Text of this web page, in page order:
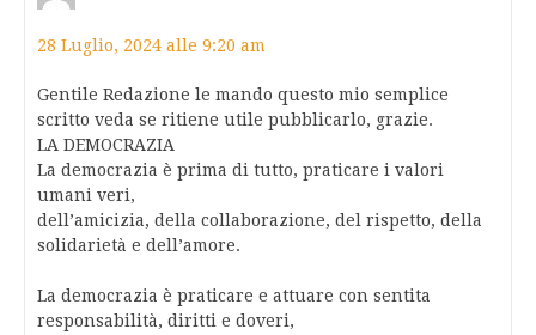
28 Luglio, 2024 alle 9:20 am
Gentile Redazione le mando questo mio semplice
scritto veda se ritiene utile pubblicarlo, grazie.
LA DEMOCRAZIA
La democrazia è prima di tutto, praticare i valori
umani veri,
dell’amicizia, della collaborazione, del rispetto, della
solidarietà e dell’amore.
La democrazia è praticare e attuare con sentita
responsabilità, diritti e doveri,